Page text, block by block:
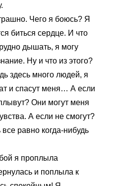
Чего я боюсь? Я
биться сердце. И что
дышать, я могу
Ну и что из этого?
здесь много людей, я
и спасут меня… А если
Они могут меня
А если не смогут?
равно когда-нибудь
я проплыла
и поплыла к